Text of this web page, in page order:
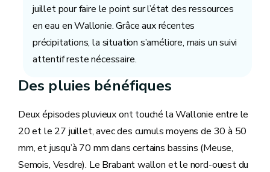
juillet pour faire le point sur l’état des ressources
en eau en Wallonie. Grâce aux récentes
précipitations, la situation s’améliore, mais un suivi
attentif reste nécessaire.
Des pluies bénéfiques
Deux épisodes pluvieux ont touché la Wallonie entre le
20 et le 27 juillet, avec des cumuls moyens de 30 à 50
mm, et jusqu’à 70 mm dans certains bassins (Meuse,
Semois, Vesdre). Le Brabant wallon et le nord-ouest du